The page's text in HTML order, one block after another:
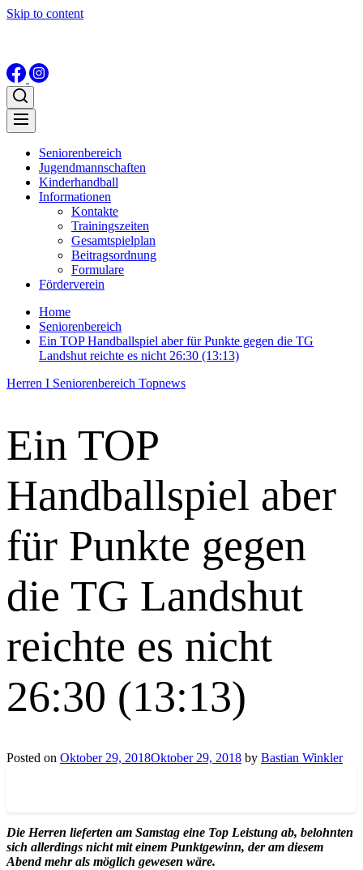
Skip to content
Seniorenbereich
Jugendmannschaften
Kinderhandball
Informationen
Kontakte
Trainingszeiten
Gesamtspielplan
Beitragsordnung
Formulare
Förderverein
Home
Seniorenbereich
Ein TOP Handballspiel aber für Punkte gegen die TG
Landshut reichte es nicht 26:30 (13:13)
Herren I Seniorenbereich Topnews
Ein TOP
Handballspiel aber
für Punkte gegen
die TG Landshut
reichte es nicht
26:30 (13:13)
Posted on Oktober 29, 2018Oktober 29, 2018 by Bastian Winkler
Die Herren lieferten am Samstag eine Top Leistung ab, belohnten
sich allerdings nicht mit einem Punktgewinn, der am diesem
Abend mehr als möglich gewesen wäre.